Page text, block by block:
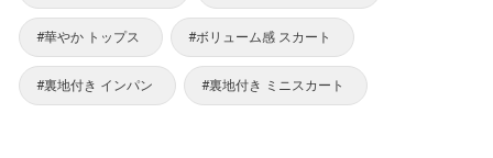
#華やか トップス #ボリューム感 スカート
#裏地付き インパン #裏地付き ミニスカート